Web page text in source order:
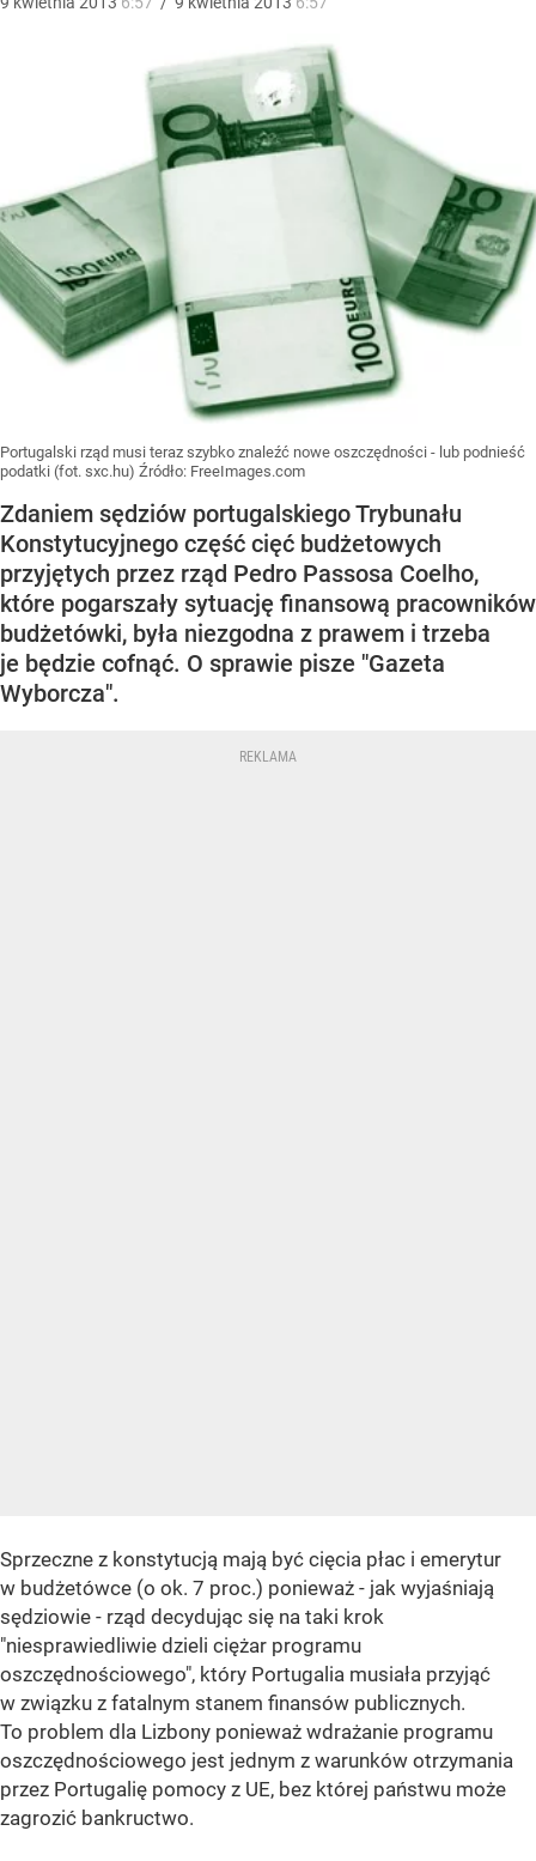
Portugalski rząd musi teraz szybko znaleźć nowe oszczędności - lub podnieść
podatki (fot. sxc.hu) Źródło: FreeImages.com
Zdaniem sędziów portugalskiego Trybunału
Konstytucyjnego część cięć budżetowych
przyjętych przez rząd Pedro Passosa Coelho,
które pogarszały sytuację finansową pracowników
budżetówki, była niezgodna z prawem i trzeba
je będzie cofnąć. O sprawie pisze "Gazeta
Wyborcza".
Sprzeczne z konstytucją mają być cięcia płac i emerytur
w budżetówce (o ok. 7 proc.) ponieważ - jak wyjaśniają
sędziowie - rząd decydując się na taki krok
"niesprawiedliwie dzieli ciężar programu
oszczędnościowego", który Portugalia musiała przyjąć
w związku z fatalnym stanem finansów publicznych.
To problem dla Lizbony ponieważ wdrażanie programu
oszczędnościowego jest jednym z warunków otrzymania
przez Portugalię pomocy z UE, bez której państwu może
zagrozić bankructwo.